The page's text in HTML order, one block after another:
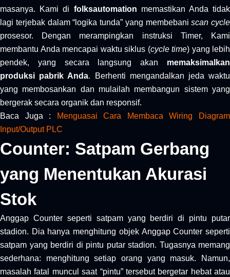
masanya. Kami di folksautomation memastikan Anda tidak
lagi terjebak dalam “logika tunda” yang membebaniscan cycle
prosesor. Dengan merampingkan instruksi Timer, Kami
membantu Anda mencapai waktu siklus (cycle time) yang lebih
pendek, yang secara langsung akan memaksimalkan
produksi pabrik Anda. Berhenti mengandalkan jeda waktu
yang membosankan dan mulailah membangun sistem yang
bergerak secara organik dan responsif.
Baca Juga :
Menguasai Cara Membaca Wiring Diagram
Input/Output PLC
Counter: Satpam Gerbang
yang Menentukan Akurasi
Stok
Anggap Counter seperti satpam yang berdiri di pintu putar
stadion. Dia hanya menghitung objek Anggap Counter seperti
satpam yang berdiri di pintu putar stadion. Tugasnya memang
sederhana: menghitung setiap orang yang masuk. Namun,
masalah fatal muncul saat “pintu” tersebut bergetar hebat atau